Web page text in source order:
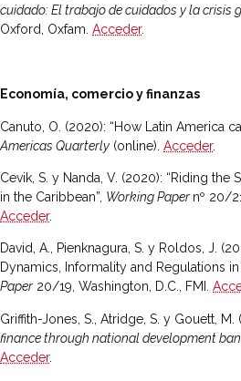
cuidado: El trabajo de cuidados y la crisis
Oxford, Oxfam. Acceder.
Economía, comercio y finanzas
Canuto, O. (2020): “How Latin America
Americas Quarterly (online). Acceder.
Cevik, S. y Nanda, V. (2020): “Riding the
in the Caribbean”, Working Paper nº 20/
Acceder.
David, A., Pienknagura, S. y Roldos, J.
Dynamics, Informality and Regulations in
Paper 20/19, Washington, D.C., FMI.
Griffith-Jones, S., Atridge, S. y Gouett, M.
finance through national development
Acceder.